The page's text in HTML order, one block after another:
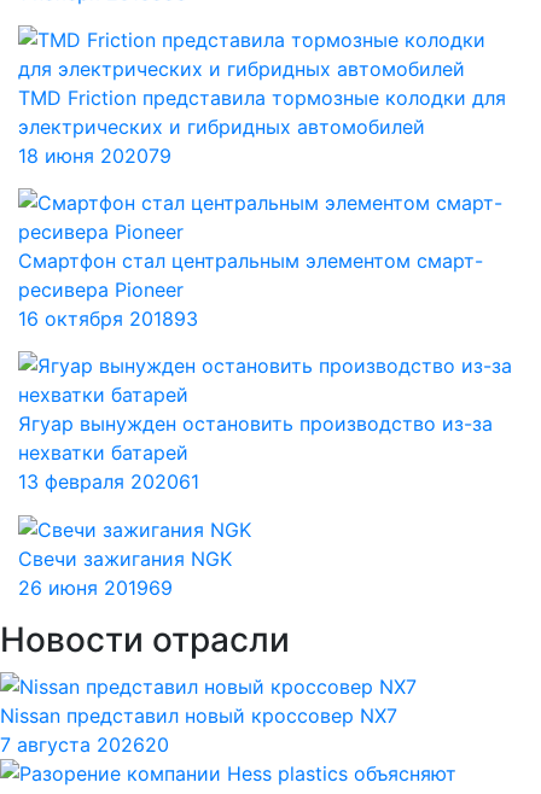
TMD Friction представила тормозные колодки для
электрических и гибридных автомобилей
18 июня 202079
Смартфон стал центральным элементом смарт-
ресивера Pioneer
16 октября 201893
Ягуар вынужден остановить производство из-за
нехватки батарей
13 февраля 202061
Свечи зажигания NGK
26 июня 201969
Новости отрасли
Nissan представил новый кроссовер NX7
7 августа 202620